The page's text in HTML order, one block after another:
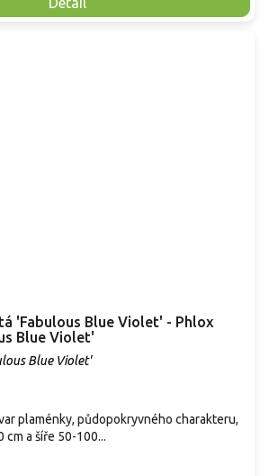
'Fabulous Blue Violet' - Phlox
Blue Violet'
Blue Violet'
plaménky, půdopokryvného charakteru,
cm a šíře 50-100...